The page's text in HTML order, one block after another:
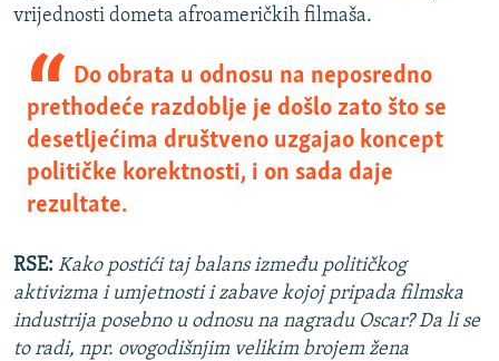
vrijednosti dometa afroameričkih filmaša.
Do obrata u odnosu na neposredno
prethodeće razdoblje je došlo zato što se
desetljećima društveno uzgajao koncept
političke korektnosti, i on sada daje
rezultate.
RSE: Kako postići taj balans između političkog
aktivizma i umjetnosti i zabave kojoj pripada filmska
industrija posebno u odnosu na nagradu Oscar? Da li se
to radi, npr. ovogodišnjim velikim brojem žena